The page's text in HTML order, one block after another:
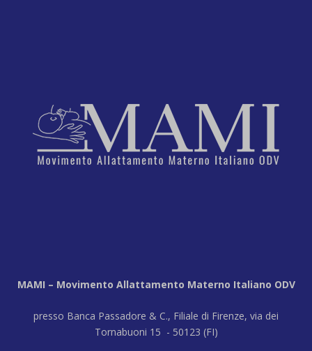
MAMI – Movimento Allattamento Materno Italiano ODV
presso Banca Passadore & C., Filiale di Firenze, via dei
Tornabuoni 15 - 50123 (FI)